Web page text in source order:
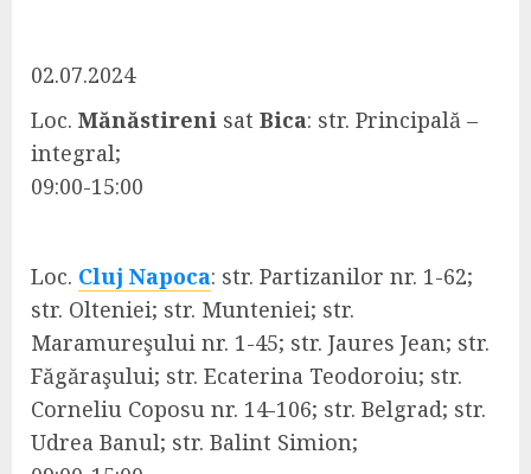
02.07.2024
Loc. Mănăstireni sat Bica: str. Principală –
integral;
09:00-15:00
Loc. Cluj Napoca: str. Partizanilor nr. 1-62;
str. Olteniei; str. Munteniei; str.
Maramureşului nr. 1-45; str. Jaures Jean; str.
Făgăraşului; str. Ecaterina Teodoroiu; str.
Corneliu Coposu nr. 14-106; str. Belgrad; str.
Udrea Banul; str. Balint Simion;